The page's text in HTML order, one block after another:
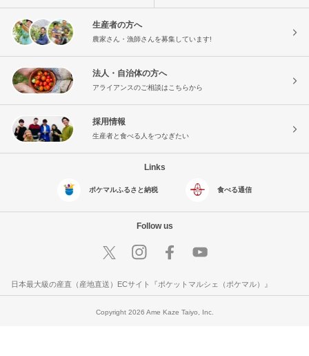
生産者の方へ
農家さん・漁師さんを募集しています!
法人・自治体の方へ
アライアンスのご相談はこちらから
採用情報
生産者と食べる人をつなぎたい
Links
ポケマルふるさと納税 食べる通信
Follow us
日本最大級の産直（産地直送）ECサイト『ポケットマルシェ（ポケマル）』
Copyright 2026 Ame Kaze Taiyo, Inc.